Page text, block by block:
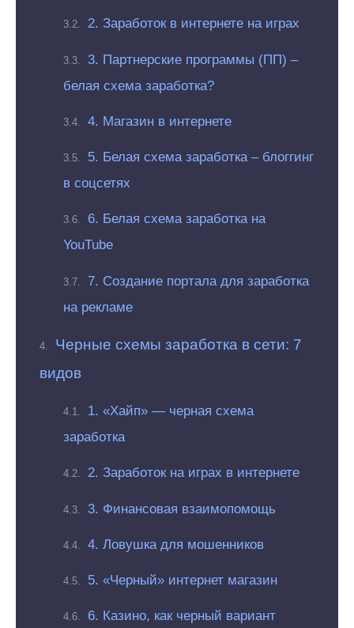
2. Заработок в интернете на играх
3. Партнерские программы (ПП) –
белая схема заработка?
4. Магазин в интернете
5. Белая схема заработка – блоггинг
в соцсетях
6. Белая схема заработка на
YouTube
7. Создание портала для заработка
на рекламе
Черные схемы заработка в сети: 7
видов
1. «Хайп» — черная схема
заработка
2. Заработок на играх в интернете
3. Финансовая взаимопомощь
4. Ловушка для мошенников
5. «Черный» интернет магазин
6. Казино, как черный вариант